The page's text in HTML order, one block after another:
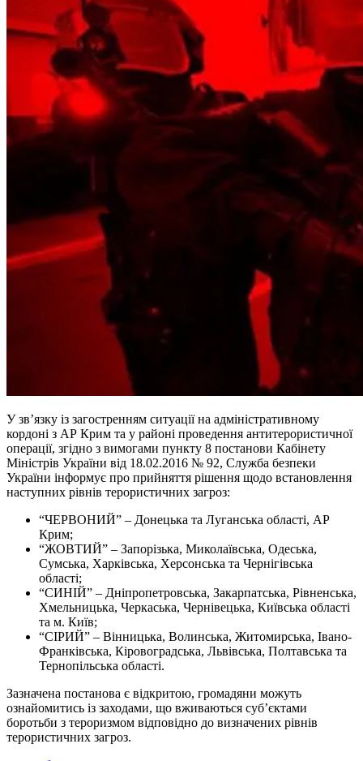
У зв’язку із загостренням ситуації на адміністративному
кордоні з АР Крим та у районі проведення антитерористичної
операції, згідно з вимогами пункту 8 постанови Кабінету
Міністрів України від 18.02.2016 № 92, Служба безпеки
України інформує про прийняття рішення щодо встановлення
наступних рівнів терористичних загроз:
“ЧЕРВОНИЙ” – Донецька та Луганська області, АР
Крим;
“ЖОВТИЙ” – Запорізька, Миколаївська, Одеська,
Сумська, Харківська, Херсонська та Чернігівська
області;
“СИНІЙ” – Дніпропетровська, Закарпатська, Рівненська,
Хмельницька, Черкаська, Чернівецька, Київська області
та м. Київ;
“СІРИЙ” – Вінницька, Волинська, Житомирська, Івано-
Франківська, Кіровоградська, Львівська, Полтавська та
Тернопільська області.
Зазначена постанова є відкритою, громадяни можуть
ознайомитись із заходами, що вживаються суб’єктами
боротьби з тероризмом відповідно до визначених рівнів
терористичних загроз.